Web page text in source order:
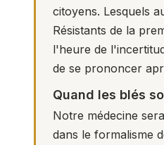
citoyens. Lesquels
Résistants de la
l'heure de
de se prononcer
Quand les blés
Notre médecine
dans le formalisme